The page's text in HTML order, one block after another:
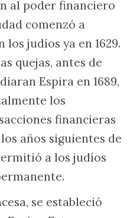
al poder financiero
comenzó a
judíos ya en 1629.
quejas, antes de
Espira en 1689,
los
financieras
años siguientes de
a los judíos
se estableció